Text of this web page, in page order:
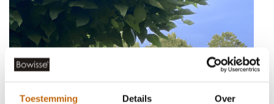
Toestemming Details Over